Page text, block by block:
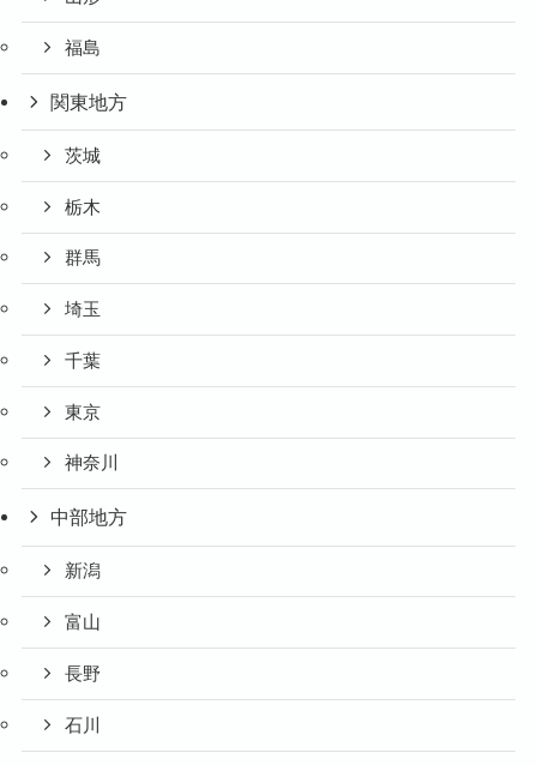
福島
関東地方
茨城
栃木
群馬
埼玉
千葉
東京
神奈川
中部地方
新潟
富山
長野
石川